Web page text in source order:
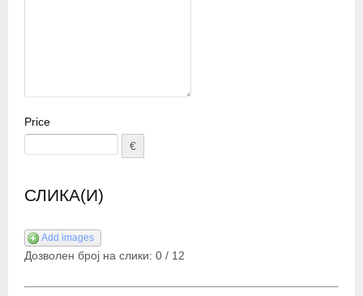
Price
€
СЛИКА(И)
Add images
Дозволен број на слики: 0 / 12